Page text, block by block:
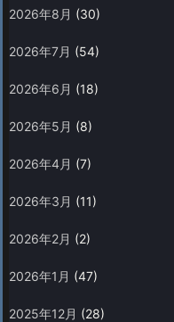
2026年8月 (30)
2026年7月 (54)
2026年6月 (18)
2026年5月 (8)
2026年4月 (7)
2026年3月 (11)
2026年2月 (2)
2026年1月 (47)
2025年12月 (28)